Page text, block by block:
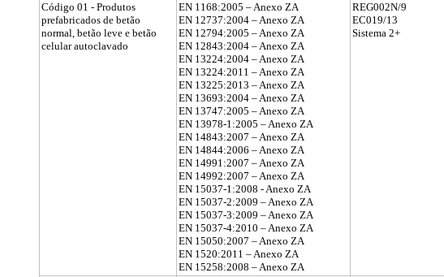
Código 01 - Produtos
prefabricados de betão
normal, betão leve e betão
celular autoclavado
EN 1168:2005 – Anexo ZA
EN 12737:2004 – Anexo ZA
EN 12794:2005 – Anexo ZA
EN 12843:2004 – Anexo ZA
EN 13224:2004 – Anexo ZA
EN 13224:2011 – Anexo ZA
EN 13225:2013 – Anexo ZA
EN 13693:2004 – Anexo ZA
EN 13747:2005 – Anexo ZA
EN 13978-1:2005 – Anexo ZA
EN 14843:2007 – Anexo ZA
EN 14844:2006 – Anexo ZA
EN 14991:2007 – Anexo ZA
EN 14992:2007 – Anexo ZA
EN 15037-1:2008 - Anexo ZA
EN 15037-2:2009 – Anexo ZA
EN 15037-3:2009 – Anexo ZA
EN 15037-4:2010 – Anexo ZA
EN 15050:2007 – Anexo ZA
EN 1520:2011 – Anexo ZA
EN 15258:2008 – Anexo ZA
REG002N/9
EC019/13
Sistema 2+